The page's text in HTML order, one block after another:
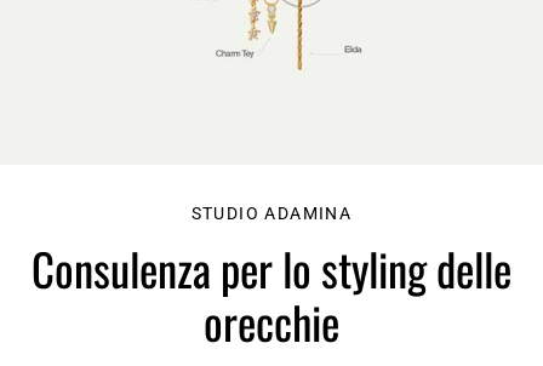
STUDIO ADAMINA
Consulenza per lo styling delle
orecchie